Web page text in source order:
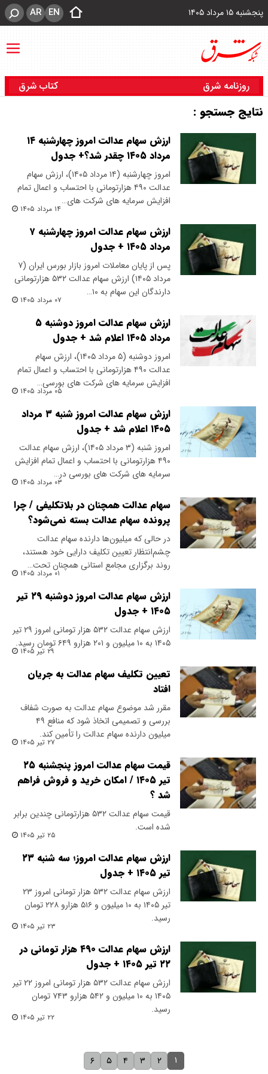
پنجشنبه ۱۵ مرداد ۱۴۰۵ EN
AR
روزنامه شرق کتاب شرق
نتایج جستجو :
ارزش سهام عدالت امروز چهارشنبه ۱۴
مرداد ۱۴۰۵ چقدر شد؟+ جدول
امروز چهارشنبه (۱۴ مرداد ۱۴۰۵)، ارزش سهام
عدالت ۴۹۰ هزارتومانی با احتساب و اعمال تمام
افزایش سرمایه های شرکت های…
۱۴ مرداد ۱۴۰۵
ارزش سهام عدالت امروز چهارشنبه ۷
مرداد ۱۴۰۵ + جدول
پس از پایان معاملات امروز بازار بورس ایران (۷
مرداد ۱۴۰۵) ارزش سهام عدالت ۵۳۲ هزارتومانی
دارندگان این سهام به ۱۰…
۰۷ مرداد ۱۴۰۵
ارزش سهام عدالت امروز دوشنبه ۵
مرداد ۱۴۰۵ اعلام شد + جدول
امروز دوشنبه (۵ مرداد ۱۴۰۵)، ارزش سهام
عدالت ۴۹۰ هزارتومانی با احتساب و اعمال تمام
افزایش سرمایه های شرکت های بورسی…
۰۵ مرداد ۱۴۰۵
ارزش سهام عدالت امروز شنبه ۳ مرداد
۱۴۰۵ اعلام شد + جدول
امروز شنبه (۳ مرداد ۱۴۰۵)، ارزش سهام عدالت
۴۹۰ هزارتومانی با احتساب و اعمال تمام افزایش
سرمایه های شرکت های بورسی در…
۰۳ مرداد ۱۴۰۵
سهام عدالت همچنان در بلاتکلیفی / چرا
پرونده سهام عدالت بسته نمی‌شود؟
در حالی که میلیون‌ها دارنده سهام عدالت
چشم‌انتظار تعیین تکلیف دارایی خود هستند،
روند برگزاری مجامع استانی همچنان تحت…
۰۱ مرداد ۱۴۰۵
ارزش سهام عدالت امروز دوشنبه ۲۹ تیر
۱۴۰۵ + جدول
ارزش سهام عدالت ۵۳۲ هزار تومانی امروز ۲۹ تیر
۱۴۰۵ به ۱۰ میلیون و ۲۰۱ هزارو ۶۴۹ تومان رسید.
۲۹ تیر ۱۴۰۵
تعیین تکلیف سهام عدالت به جریان
افتاد
مقرر شد موضوع سهام عدالت به صورت شفاف
بررسی و تصمیمی اتخاذ شود که منافع ۴۹
میلیون دارنده سهام عدالت را تأمین کند.
۲۷ تیر ۱۴۰۵
قیمت سهام عدالت امروز پنجشنبه ۲۵
تیر ۱۴۰۵ / امکان خرید و فروش فراهم
شد ؟
قیمت سهام عدالت ۵۳۲ هزارتومانی چندین برابر
شده است.
۲۵ تیر ۱۴۰۵
ارزش سهام عدالت امروز؛ سه شنبه ۲۳
تیر ۱۴۰۵ + جدول
ارزش سهام عدالت ۵۳۲ هزار تومانی امروز ۲۳
تیر ۱۴۰۵ به ۱۰ میلیون و ۵۱۶ هزارو ۲۲۸ تومان
رسید.
۲۳ تیر ۱۴۰۵
ارزش سهام عدالت ۴۹۰ هزار تومانی در
۲۲ تیر ۱۴۰۵ + جدول
ارزش سهام عدالت ۵۳۲ هزار تومانی امروز ۲۲ تیر
۱۴۰۵ به ۱۰ میلیون و ۵۴۲ هزارو ۷۴۳ تومان
رسید.
۲۲ تیر ۱۴۰۵
۱ ۲ ۳ ۴ ۵ ۶